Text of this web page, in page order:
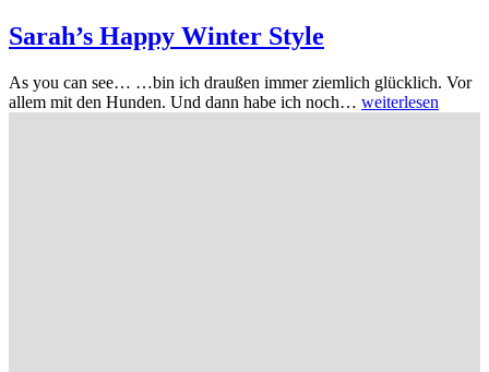
Sarah’s Happy Winter Style
As you can see… …bin ich draußen immer ziemlich glücklich. Vor
allem mit den Hunden. Und dann habe ich noch… weiterlesen